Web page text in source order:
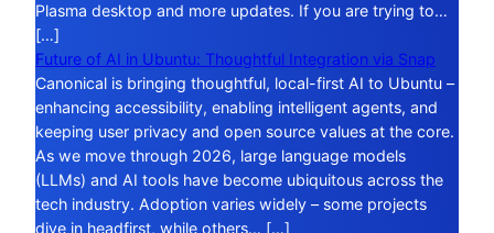
Plasma desktop and more updates. If you are trying to…
[…]
Future of AI in Ubuntu: Thoughtful Integration via Snap
Canonical is bringing thoughtful, local-first AI to Ubuntu –
enhancing accessibility, enabling intelligent agents, and
keeping user privacy and open source values at the core.
As we move through 2026, large language models
(LLMs) and AI tools have become ubiquitous across the
tech industry. Adoption varies widely – some projects
dive in headfirst, while others… […]